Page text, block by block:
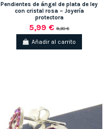
Pendientes de ángel de plata de ley
con cristal rosa – Joyería
protectora
5,99 €9,30 €
Añadir al carrito